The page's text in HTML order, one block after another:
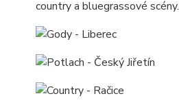
country a bluegrassové scény.